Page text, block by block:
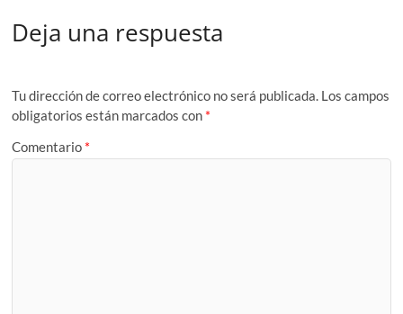
Deja una respuesta
Tu dirección de correo electrónico no será publicada. Los campos
obligatorios están marcados con *
Comentario *